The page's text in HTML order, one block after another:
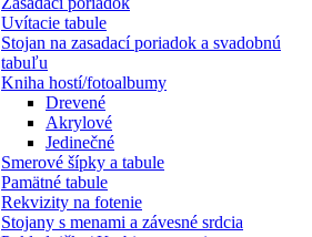
Uvítacie tabule
Stojan na zasadací poriadok a svadobnú
tabuľu
Kniha hostí/fotoalbumy
Drevené
Akrylové
Jedinečné
Smerové šípky a tabule
Pamätné tabule
Rekvizity na fotenie
Stojany s menami a závesné srdcia